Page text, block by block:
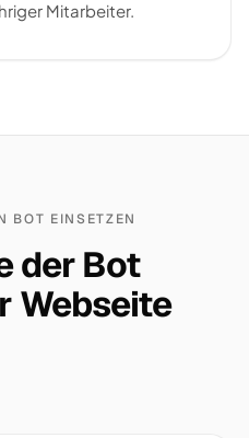
Mitarbeiter.
BOT EINSETZEN
der Bot
Webseite